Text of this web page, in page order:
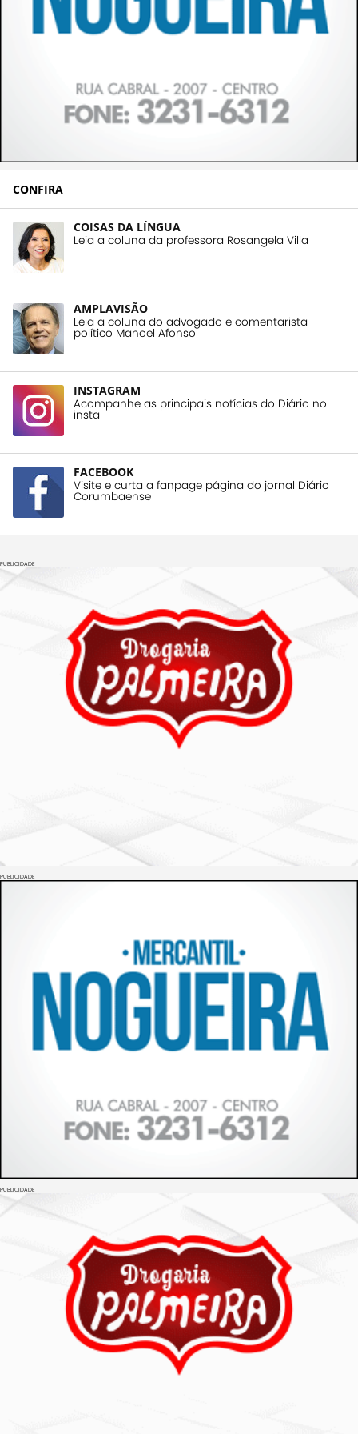
CONFIRA
COISAS DA LÍNGUA
Leia a coluna da professora Rosangela Villa
AMPLAVISÃO
Leia a coluna do advogado e comentarista
político Manoel Afonso
INSTAGRAM
Acompanhe as principais notícias do Diário no
insta
FACEBOOK
Visite e curta a fanpage página do jornal Diário
Corumbaense
PUBLICIDADE
PUBLICIDADE
PUBLICIDADE